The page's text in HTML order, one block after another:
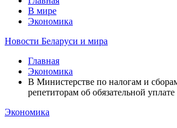
В мире
Экономика
Новости Беларуси и мира
Главная
Экономика
В Министерстве по налогам и
репетиторам об обязательной уплате
Экономика